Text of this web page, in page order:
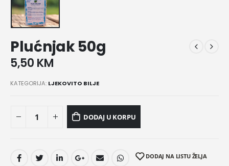
Plućnjak 50g
5,50 KM
KATEGORIJA: LJEKOVITO BILJE
DODAJ U KORPU
DODAJ NA LISTU ŽELJA